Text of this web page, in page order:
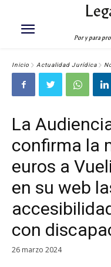
Por y para
Inicio Actualidad Jurídica
La
confirma la
euros a
en su web
con
26 marzo 2024